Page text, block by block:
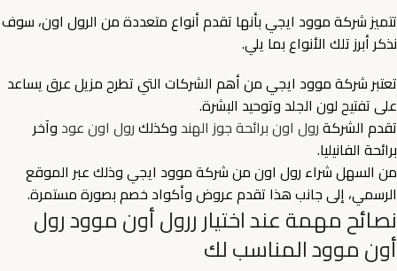
تتميز شركة موود ايجي بأنها تقدم أنواع متعددة من الرول اون، سوف
نذكر أبرز تلك الأنواع بما يلي.
تعتبر شركة موود ايجي من أهم الشركات التي تطرح مزيل عرق يساعد
على تفتيح لون الجلد وتوحيد البشرة.
تقدم الشركةرول اون برائحة جوز الهند وكذلكرول اون عود وآخر
برائحة الفانيليا.
من السهل شراء رول اون من شركة موود ايجي وذلك عبر الموقع
الرسمي، إلى جانب هذا تقدم عروض وأكواد خصم بصورة مستمرة.
نصائح مهمة عند اختيار ررول أون موود رول
أون موود المناسب لك